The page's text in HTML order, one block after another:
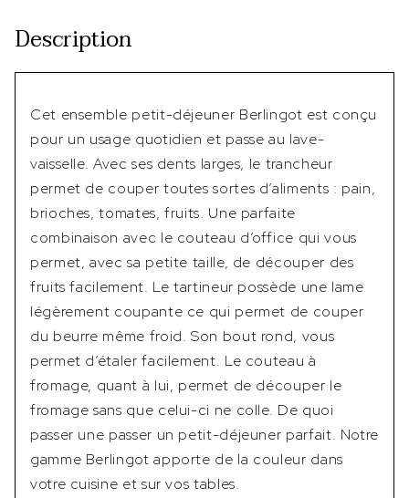
Description
Cet ensemble petit-déjeuner Berlingot est conçu
pour un usage quotidien et passe au lave-
vaisselle. Avec ses dents larges, le trancheur
permet de couper toutes sortes d’aliments : pain,
brioches, tomates, fruits. Une parfaite
combinaison avec le couteau d’office qui vous
permet, avec sa petite taille, de découper des
fruits facilement. Le tartineur possède une lame
légèrement coupante ce qui permet de couper
du beurre même froid. Son bout rond, vous
permet d’étaler facilement. Le couteau à
fromage, quant à lui, permet de découper le
fromage sans que celui-ci ne colle. De quoi
passer une passer un petit-déjeuner parfait. Notre
gamme Berlingot apporte de la couleur dans
votre cuisine et sur vos tables.